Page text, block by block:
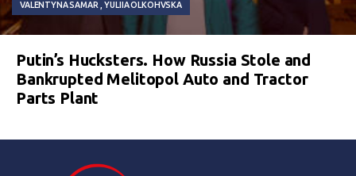
VALENTYNA SAMAR YULIIA OLKOHVSKA
Putin’s Hucksters. How Russia Stole and
Bankrupted Melitopol Auto and Tractor
Parts Plant